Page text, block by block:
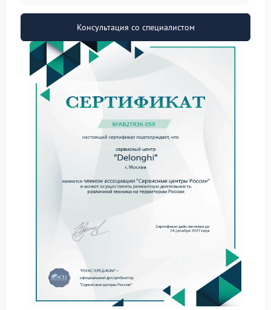
Сенсорные или механические элементы управления
отказываются подчиняться по нескольким
причинам. Наши специалисты в ходе работы
выделяют два основных направления для
диагностики:
Попадание влаги, кофейного масла или частиц
молотого кофе внутрь корпуса, что приводит к
окислению контактов шлейфа;
Износ токопроводящего покрытия самой кнопки
или резистивного слоя сенсора.
В такой ситуации гарантийный ремонт Delonghi
необходим для точного определения источника
проблемы. Не пытайтесь чистить контакты
самостоятельно, если не имеете соответствующей
квалификации — это может повредить хрупкий
Диагностика в авторизованном
Точная диагностика начинается с проверки платы
управления. Мастер снимает верхнюю крышку и
прозванивает цепочку от кнопки до процессора.
Консультация со специалистом